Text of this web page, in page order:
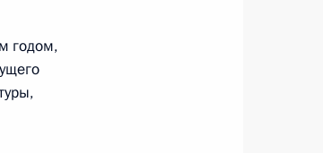
годом,